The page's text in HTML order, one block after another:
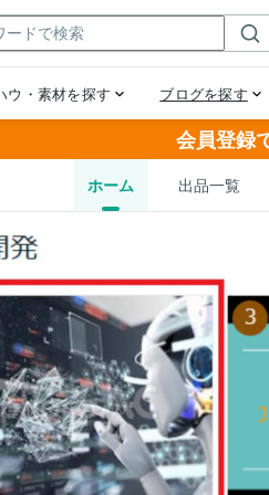
会員登録
ホーム 出品一覧